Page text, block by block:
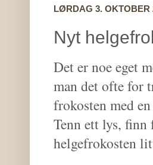
LØRDAG 3. OKTOBER
Nyt
Det er noe eget
man det ofte for
frokosten med
Tenn ett lys,
helgefrokosten